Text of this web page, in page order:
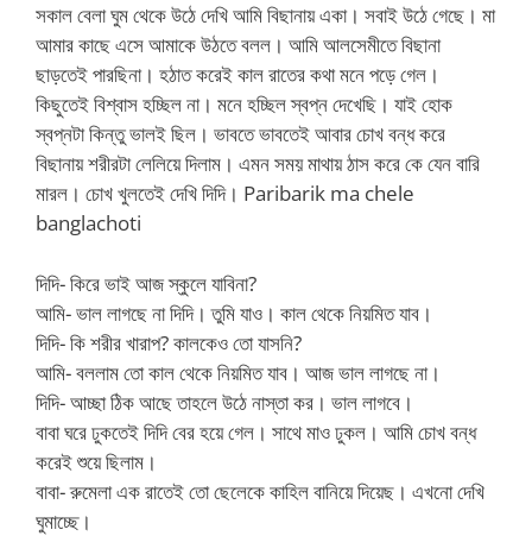
সকাল বেলা ঘুম থেকে উঠে দেখি আমি বিছানায় একা। সবাই উঠে গেছে। মা
আমার কাছে এসে আমাকে উঠতে বলল। আমি আলসেমীতে বিছানা
ছাড়তেই পারছিনা। হঠাত করেই কাল রাতের কথা মনে পড়ে গেল।
কিছুতেই বিশ্বাস হচ্ছিল না। মনে হচ্ছিল স্বপ্ন দেখেছি। যাই হোক
স্বপ্নটা কিন্তু ভালই ছিল। ভাবতে ভাবতেই আবার চোখ বন্ধ করে
বিছানায় শরীরটা লেলিয়ে দিলাম। এমন সময় মাথায় ঠাস করে কে যেন বারি
মারল। চোখ খুলতেই দেখি দিদি। Paribarik ma chele
banglachoti
দিদি- কিরে ভাই আজ স্কুলে যাবিনা?
আমি- ভাল লাগছে না দিদি। তুমি যাও। কাল থেকে নিয়মিত যাব।
দিদি- কি শরীর খারাপ? কালকেও তো যাসনি?
আমি- বললাম তো কাল থেকে নিয়মিত যাব। আজ ভাল লাগছে না।
দিদি- আচ্ছা ঠিক আছে তাহলে উঠে নাস্তা কর। ভাল লাগবে।
বাবা ঘরে ঢুকতেই দিদি বের হয়ে গেল। সাথে মাও ঢুকল। আমি চোখ বন্ধ
করেই শুয়ে ছিলাম।
বাবা- রুমেলা এক রাতেই তো ছেলেকে কাহিল বানিয়ে দিয়েছ। এখনো দেখি
ঘুমাচ্ছে।